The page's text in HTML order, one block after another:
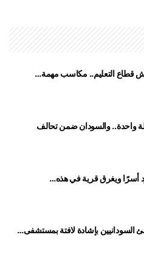
قطاع التعليم.. مكاسب مهمة…
واحدة.. والسودان ضمن تحالف
أسرًا ويغرق قرية في هذه…
السودانيين بإشادة لافتة بمستشفى…